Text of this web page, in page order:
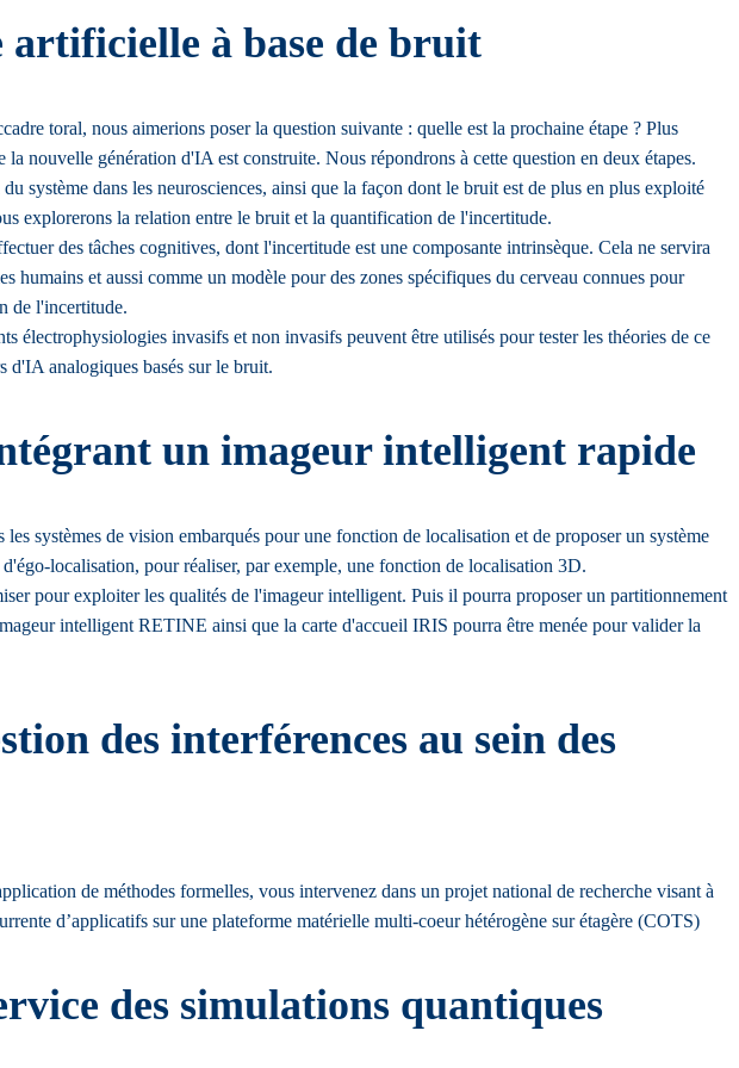
artificielle à base de bruit
toral, nous aimerions poser la question suivante : quelle est la prochaine étape ? Plus
nouvelle génération d'IA est construite. Nous répondrons à cette question en deux étapes.
système dans les neurosciences, ainsi que la façon dont le bruit est de plus en plus exploité
explorerons la relation entre le bruit et la quantification de l'incertitude.
des tâches cognitives, dont l'incertitude est une composante intrinsèque. Cela ne servira
et aussi comme un modèle pour des zones spécifiques du cerveau connues pour
de l'incertitude.
invasifs et non invasifs peuvent être utilisés pour tester les théories de ce
d'IA analogiques basés sur le bruit.
un imageur intelligent rapide
systèmes de vision embarqués pour une fonction de localisation et de proposer un système
localisation, pour réaliser, par exemple, une fonction de localisation 3D.
pour exploiter les qualités de l'imageur intelligent. Puis il pourra proposer un partitionnement
intelligent RETINE ainsi que la carte d'accueil IRIS pourra être menée pour valider la
des interférences au sein des
de méthodes formelles, vous intervenez dans un projet national de recherche visant à
d’applicatifs sur une plateforme matérielle multi-coeur hétérogène sur étagère (COTS)
des simulations quantiques